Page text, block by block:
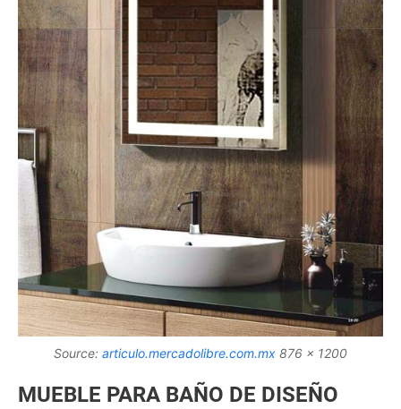
Source: articulo.mercadolibre.com.mx 876 x 1200
MUEBLE PARA BAÑO DE DISEÑO